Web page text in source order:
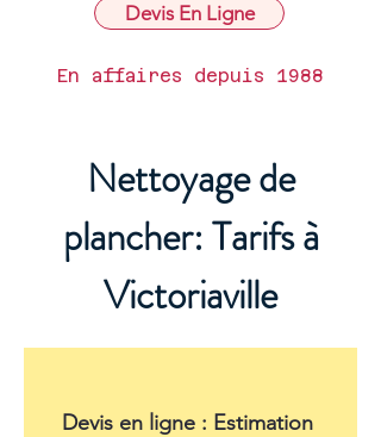
Devis En Ligne
En affaires depuis 1988
Nettoyage de
plancher: Tarifs à
Victoriaville
Devis en ligne : Estimation